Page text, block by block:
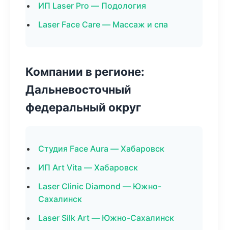
ИП Laser Pro — Подология
Laser Face Care — Массаж и спа
Компании в регионе:
Дальневосточный
федеральный округ
Студия Face Aura — Хабаровск
ИП Art Vita — Хабаровск
Laser Clinic Diamond — Южно-
Сахалинск
Laser Silk Art — Южно-Сахалинск